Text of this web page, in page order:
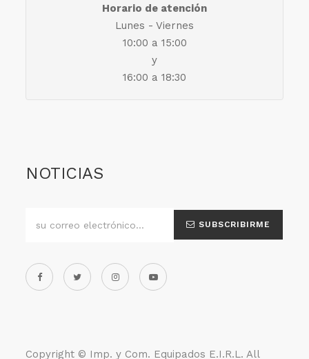
Horario de atención
Lunes - Viernes
10:00 a 15:00
y
16:00 a 18:30
NOTICIAS
SUBSCRIBIRME
Copyright © Imp. y Com. Equipados E.I.R.L. All